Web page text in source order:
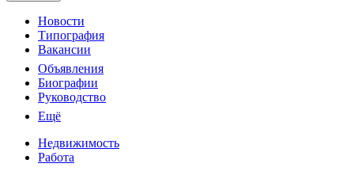
Новости
Типография
Вакансии
Объявления
Биографии
Руководство
Ещё
Недвижимость
Работа